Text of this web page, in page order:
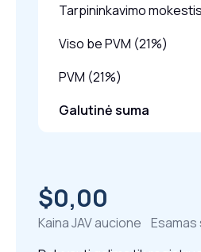
Tarpininkavimo mokestis
Viso be PVM (21%)
PVM (21%)
Galutinė suma
$0,00
Kaina JAV aucione